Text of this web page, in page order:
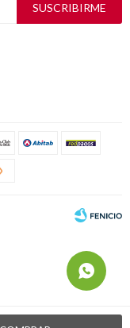
SUSCRIBIRME